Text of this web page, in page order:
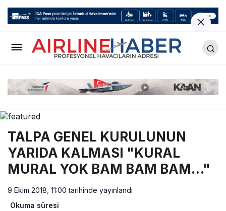
TALPA GENEL KURULUNUN
YARIDA KALMASI "KURAL
MURAL YOK BAM BAM BAM…"
9 Ekim 2018, 11:00 tarihinde yayınlandı
Okuma süresi